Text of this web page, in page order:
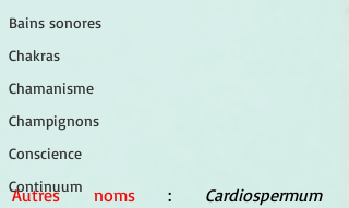
Bains sonores
Chakras
Chamanisme
Champignons
Conscience
Continuum
Autres noms : Cardiospermum